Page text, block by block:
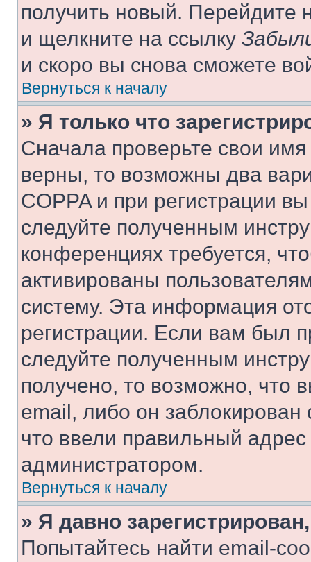
получить новый. Перейдите
и щелкните на ссылку
и скоро вы снова сможете
Вернуться к началу
» Я только что
Сначала проверьте свои
верны, то возможны два
COPPA и при регистрации
следуйте полученным
конференциях требуется,
активированы
систему. Эта информация
регистрации. Если вам был
следуйте полученным
получено, то возможно, что
email, либо он
что ввели правильный адрес
администратором.
Вернуться к началу
» Я давно
Попытайтесь найти email-